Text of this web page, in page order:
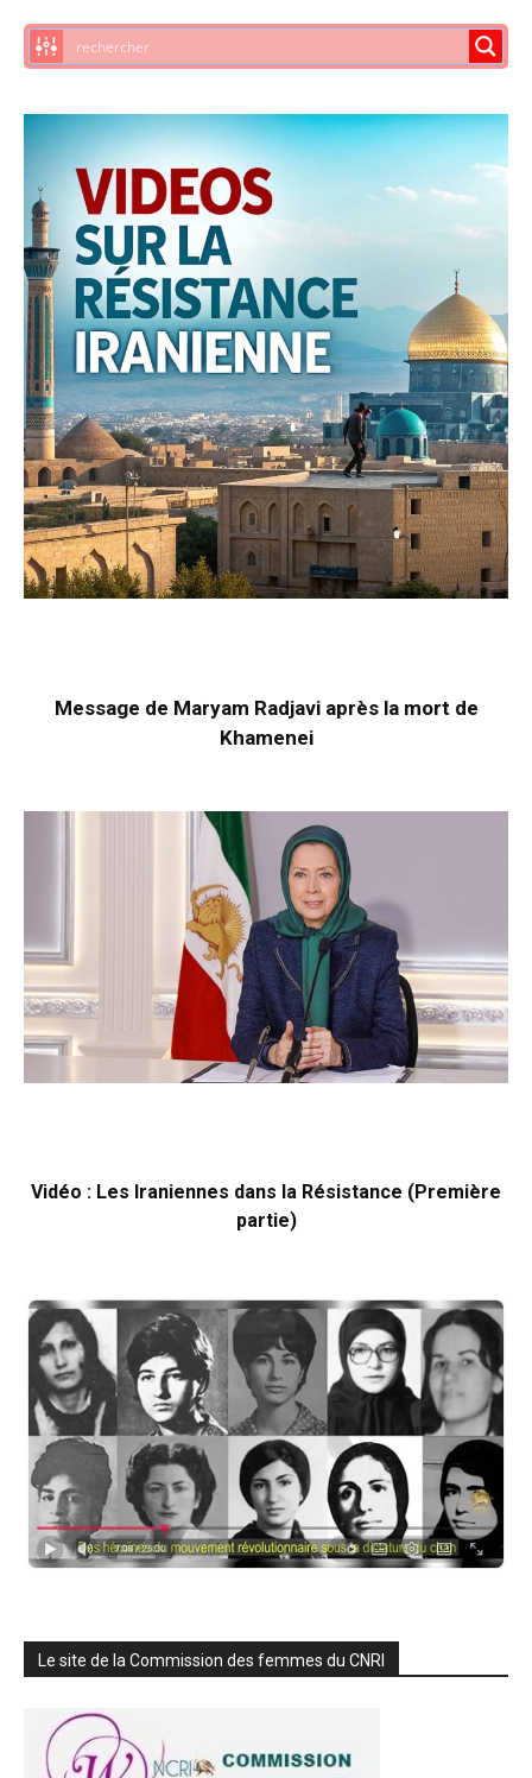
Message de Maryam Radjavi après la mort de
Khamenei
Vidéo : Les Iraniennes dans la Résistance (Première
partie)
Le site de la Commission des femmes du CNRI